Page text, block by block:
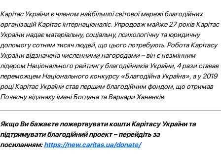
Карітас України є членом найбільшої світової мережі благодійних
організацій Карітас інтернаціоналіс. Упродовж майже 27 років Карітас
України надає матеріальну, соціальну, психологічну та юридичну
допомогу сотням тисяч людей, що цього потребують. Робота Карітасу
України відзначена численними нагородами – він є незмінним
лідером Національного рейтингу благодійників України, 4 рази ставав
переможцем Національного конкурсу «Благодійна Україна», а у 2019
році Карітас України став першим благодійним фондом, що отримав
Почесну відзнаку імені Богдана та Варвари Ханенків.
Якщо Ви бажаєте пожертвувати кошти Карітасу України та
підтримувати благодійний проект – перейдіть за
посиланням:https://new.caritas.ua/donate/